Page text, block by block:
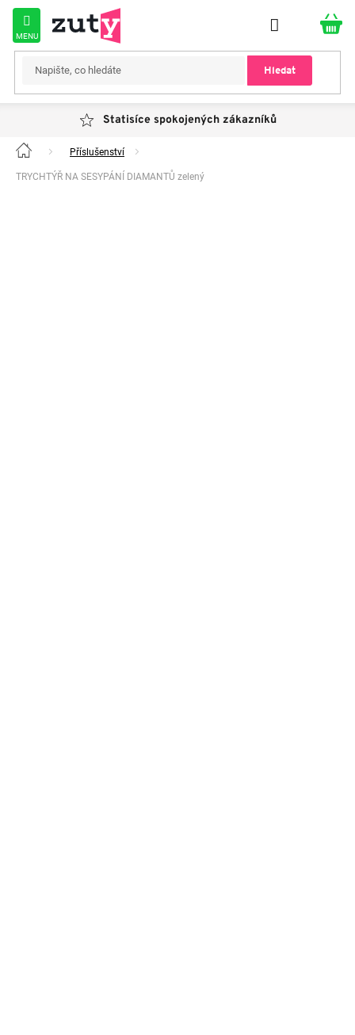
Přejít
obsah
Hledat
Statisíce spokojených zákazníků
Domů Příslušenství
TRYCHTÝŘ NA SESYPÁNÍ DIAMANTŮ zelený